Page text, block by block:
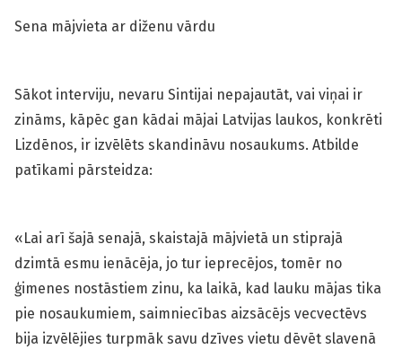
Sena mājvieta ar diženu vārdu
Sākot interviju, nevaru Sintijai nepajautāt, vai viņai ir
zināms, kāpēc gan kādai mājai Latvijas laukos, konkrēti
Lizdēnos, ir izvēlēts skandināvu nosaukums. Atbilde
patīkami pārsteidza:
«Lai arī šajā senajā, skaistajā mājvietā un stiprajā
dzimtā esmu ienācēja, jo tur ieprecējos, tomēr no
ģimenes nostāstiem zinu, ka laikā, kad lauku mājas tika
pie nosaukumiem, saimniecības aizsācējs vecvectēvs
bija izvēlējies turpmāk savu dzīves vietu dēvēt slavenā